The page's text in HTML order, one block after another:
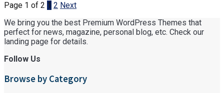
Page 1 of 2 1 2 Next
We bring you the best Premium WordPress Themes that
perfect for news, magazine, personal blog, etc. Check our
landing page for details.
Follow Us
Browse by Category